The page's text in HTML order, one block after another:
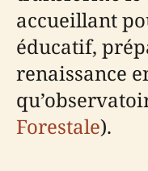
accueillant
éducatif,
renaissance
Forestale).